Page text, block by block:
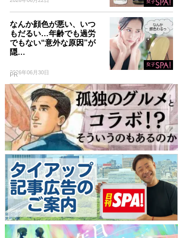
なんか顔色が悪い、いつ
もだるい…年齢でも過労
でもない“意外な原因”が
隠…
2026年06月30日
PR